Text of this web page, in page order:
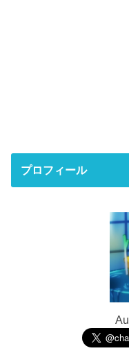
プロフィール